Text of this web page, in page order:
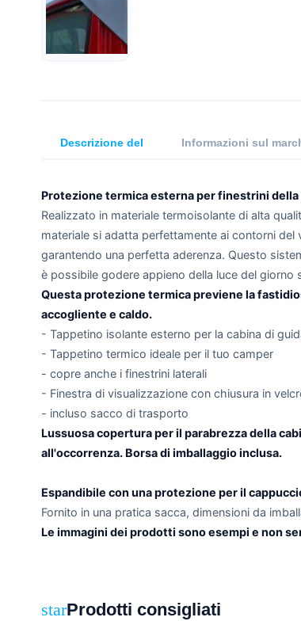
Descrizione del Informazioni sul
Protezione termica esterna per finestrini
Realizzato in materiale termoisolante di alta
materiale si adatta perfettamente ai contorni del
garantendo una perfetta aderenza. Questo
è possibile godere appieno della luce del
Questa protezione termica previene la
accogliente e caldo.
- Tappetino isolante esterno per la cabina di
- Tappetino termico ideale per il tuo camper
- copre anche i finestrini laterali
- Finestra di visualizzazione con chiusura in
- incluso sacco di trasporto
Lussuosa copertura per il parabrezza della
all'occorrenza. Borsa di imballaggio inclusa.
Espandibile con una protezione per il
Fornito in una pratica sacca, dimensioni da
Le immagini dei prodotti sono esempi e non
starProdotti consigliati